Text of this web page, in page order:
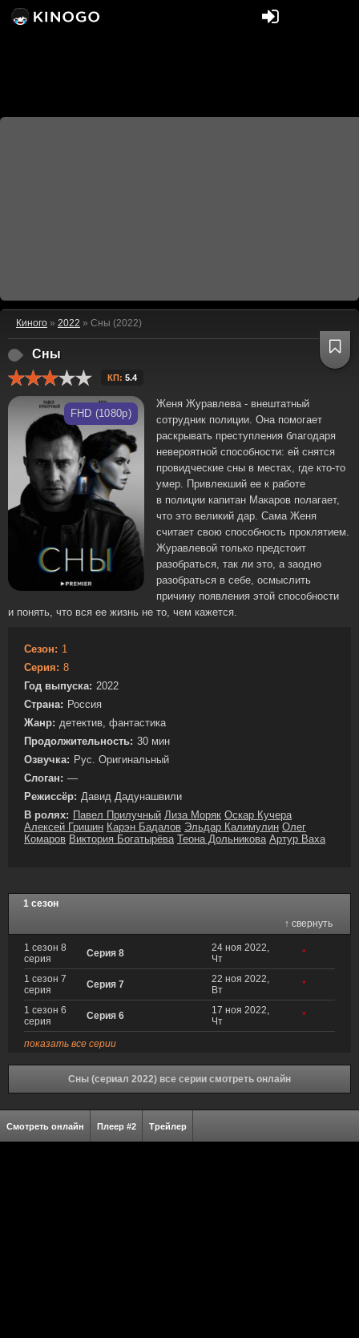
Киного » 2022 » Сны (2022)
Сны
КП: 5.4
FHD (1080p)
Женя Журавлева - внештатный
сотрудник полиции. Она помогает
раскрывать преступления благодаря
невероятной способности: ей снятся
провидческие сны в местах, где кто-то
умер. Привлекший ее к работе
в полиции капитан Макаров полагает,
что это великий дар. Сама Женя
считает свою способность проклятием.
Журавлевой только предстоит
разобраться, так ли это, а заодно
разобраться в себе, осмыслить
причину появления этой способности
и понять, что вся ее жизнь не то, чем кажется.
Сезон: 1
Серия: 8
Год выпуска: 2022
Страна: Россия
Жанр: детектив, фантастика
Продолжительность: 30 мин
Озвучка: Рус. Оригинальный
Слоган: —
Режиссёр: Давид Дадунашвили
В ролях: Павел Прилучный Лиза Моряк Оскар Кучера
Алексей Гришин Карэн Бадалов Эльдар Калимулин Олег
Комаров Виктория Богатырёва Теона Дольникова Артур Ваха
1 сезон
↑ свернуть
1 сезон 8
серия
Серия 8
24 ноя 2022,
Чт
*
1 сезон 7
серия
Серия 7
22 ноя 2022,
Вт
*
1 сезон 6
серия
Серия 6
17 ноя 2022,
Чт
*
показать все серии
Сны (сериал 2022) все серии смотреть онлайн
Смотреть онлайн Плеер #2 Трейлер